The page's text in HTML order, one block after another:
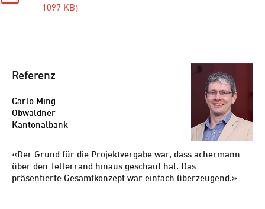
1097 KB
Referenz
Carlo Ming
Obwaldner
Kantonalbank
Der Grund für die Projektvergabe war, dass achermann
über den Tellerrand hinaus geschaut hat. Das
präsentierte Gesamtkonzept war einfach überzeugend.